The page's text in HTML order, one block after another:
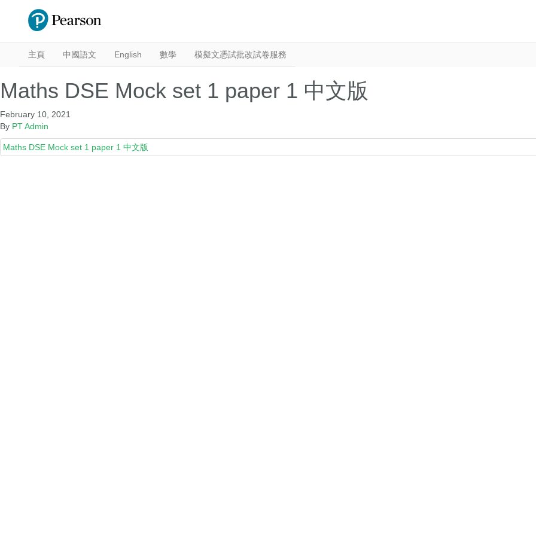
主頁 中國語文 English 數學 模擬文憑試批改試卷服務
Maths DSE Mock set 1 paper 1 中文版
February 10, 2021
By PT Admin
Maths DSE Mock set 1 paper 1 中文版